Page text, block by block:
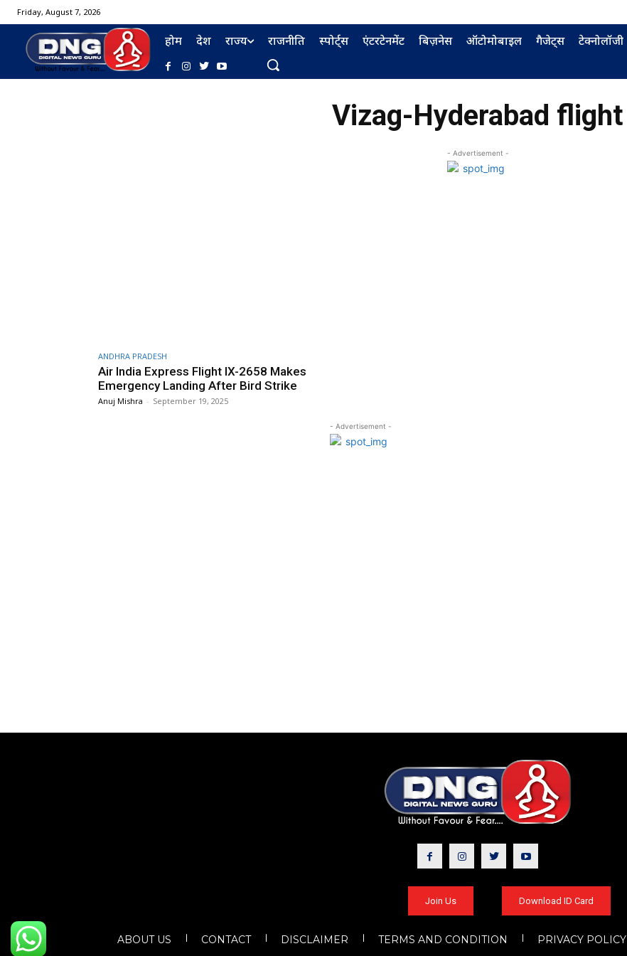
Friday, August 7, 2026
होम देश राज्य राजनीति स्पोर्ट्स एंटरटेनमेंट बिज़नेस ऑटोमोबाइल गैजेट्स टेक्नोलॉजी
Vizag-Hyderabad flight
- Advertisement -
ANDHRA PRADESH
Air India Express Flight IX-2658 Makes
Emergency Landing After Bird Strike
Anuj Mishra - September 19, 2025
- Advertisement -
Join Us Download ID Card
ABOUT US CONTACT DISCLAIMER TERMS AND CONDITION PRIVACY POLICY